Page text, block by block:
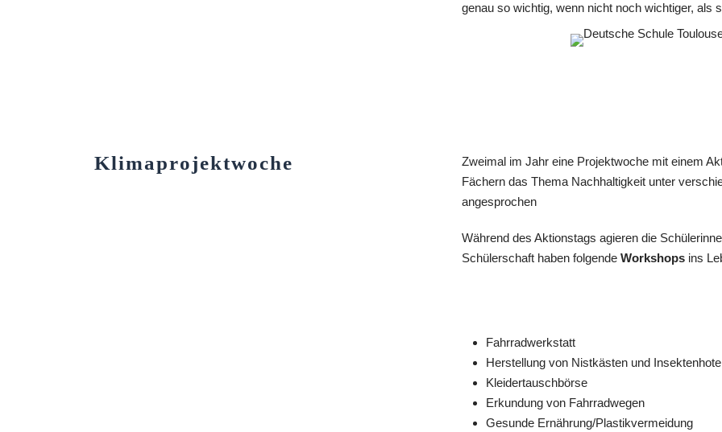
genau so wichtig, wenn nicht noch wichtiger, als
Klimaprojektwoche
Zweimal im Jahr eine Projektwoche mit einem
Fächern das Thema Nachhaltigkeit unter
angesprochen
Während des Aktionstags agieren die
Schülerschaft haben folgende Workshops ins
Fahrradwerkstatt
Herstellung von Nistkästen und
Kleidertauschbörse
Erkundung von Fahrradwegen
Gesunde Ernährung/Plastikvermeidung